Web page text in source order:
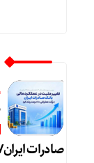
صادرات ایران/